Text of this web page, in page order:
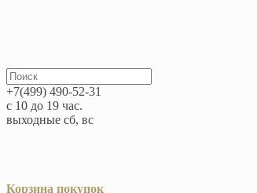
+7(499) 490-52-31
с 10 до 19 час.
выходные сб, вс
Корзина покупок